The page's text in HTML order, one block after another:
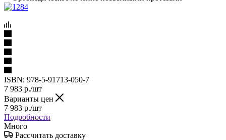
ISBN: 978-5-91713-050-7
7 983 р./шт
Варианты цен
7 983 р./шт
Подробности
Много
Рассчитать доставку